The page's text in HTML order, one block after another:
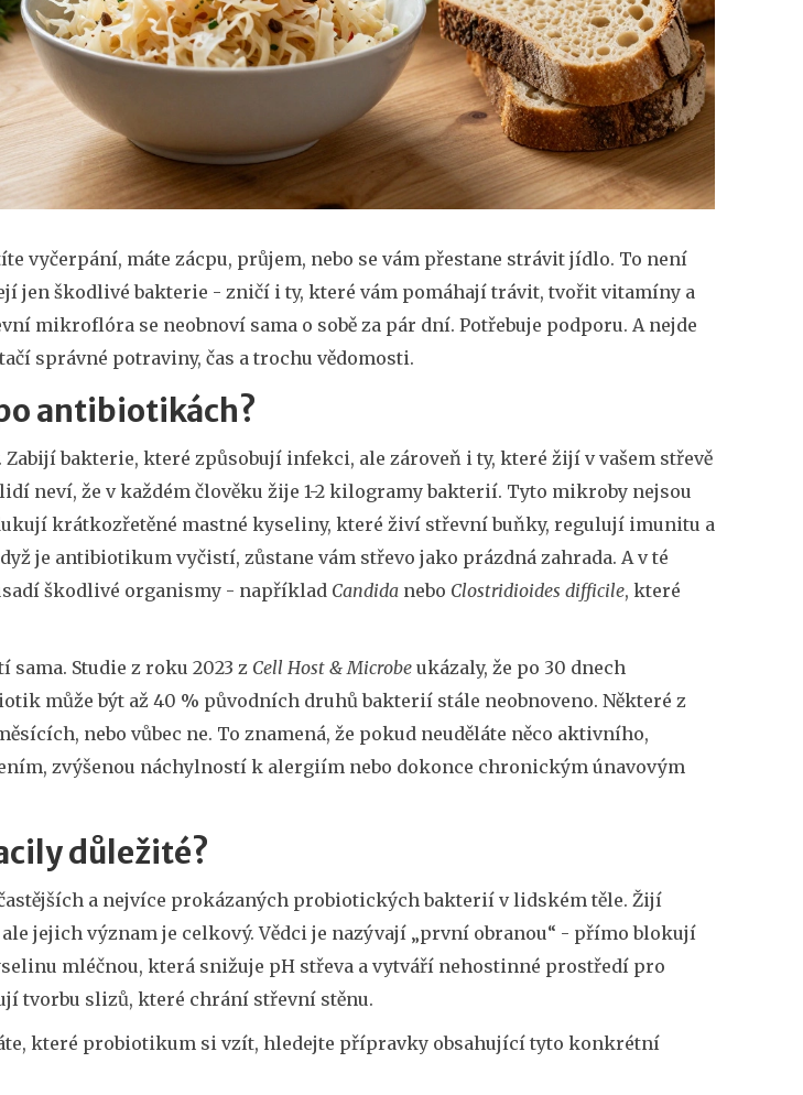
vyčerpání, máte zácpu, průjem, nebo se vám přestane strávit jídlo. To není
jen škodlivé bakterie - zničí i ty, které vám pomáhají trávit, tvořit vitamíny a
mikroflóra se neobnoví sama o sobě za pár dní. Potřebuje podporu. A nejde
správné potraviny, čas a trochu vědomosti.
antibiotikách?
bakterie, které způsobují infekci, ale zároveň i ty, které žijí v vašem střevě
neví, že v každém člověku žije 1-2 kilogramy bakterií. Tyto mikroby nejsou
krátkozřetěné mastné kyseliny, které živí střevní buňky, regulují imunitu a
je antibiotikum vyčistí, zůstane vám střevo jako prázdná zahrada. A v té
škodlivé organismy - například Candida nebo Clostridioides difficile, které
Studie z roku 2023 z Cell Host & Microbe ukázaly, že po 30 dnech
může být až 40 % původních druhů bakterií stále neobnoveno. Některé z
nebo vůbec ne. To znamená, že pokud neuděláte něco aktivního,
zvýšenou náchylností k alergiím nebo dokonce chronickým únavovým
důležité?
a nejvíce prokázaných probiotických bakterií v lidském těle. Žijí
ale jejich význam je celkový. Vědci je nazývají „první obranou“ - přímo blokují
mléčnou, která snižuje pH střeva a vytváří nehostinné prostředí pro
tvorbu slizů, které chrání střevní stěnu.
které probiotikum si vzít, hledejte přípravky obsahující tyto konkrétní